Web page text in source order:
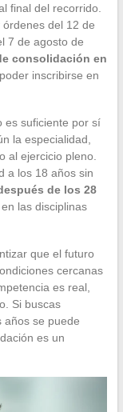
final del recorrido.
del 12 de
7 de agosto de
consolidación en
inscribirse en
es suficiente por sí
la especialidad,
al ejercicio pleno.
a los 18 años sin
de los 28
en las disciplinas
que el futuro
cercanas
es real,
Si buscas
años se puede
es un